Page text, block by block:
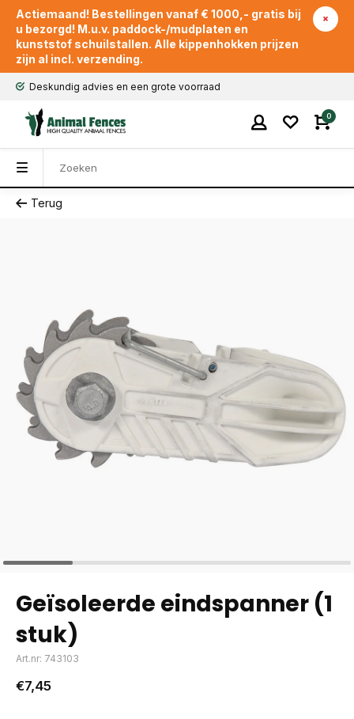
Actiemaand! Bestellingen vanaf € 1000,- gratis bij
u bezorgd! M.u.v. paddock-/mudplaten en
kunststof schuilstallen. Alle kippenhokken prijzen
zijn al incl. verzending.
Deskundig advies en een grote voorraad
0
Terug
Geïsoleerde eindspanner (1
stuk)
Art.nr: 743103
€7,45